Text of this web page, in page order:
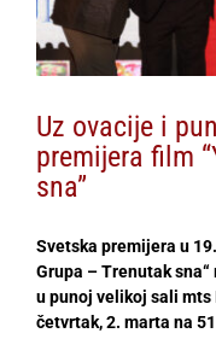
Uz ovacije i
premijera film
sna”
Svetska premijera u
Grupa – Trenutak
u punoj velikoj sali mts
četvrtak, 2. marta na